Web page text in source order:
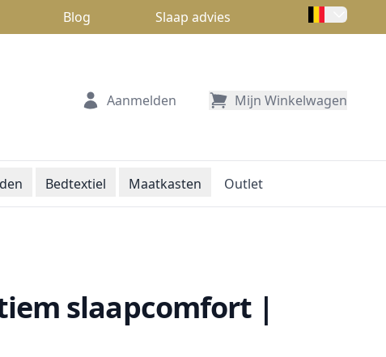
Blog Slaap advies
Aanmelden Mijn Winkelwagen
Bedtextiel Maatkasten Outlet
slaapcomfort |